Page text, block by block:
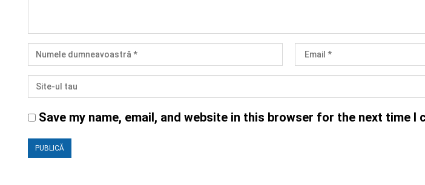
Save my name, email, and website in this browser for the next time I